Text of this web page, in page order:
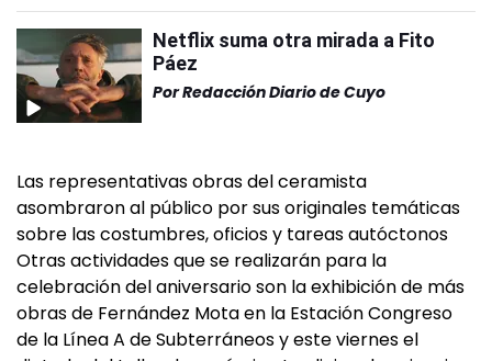
Netflix suma otra mirada a Fito
Páez
PorRedacción Diario de Cuyo
Las representativas obras del ceramista
asombraron al público por sus originales temáticas
sobre las costumbres, oficios y tareas autóctonos
Otras actividades que se realizarán para la
celebración del aniversario son la exhibición de más
obras de Fernández Mota en la Estación Congreso
de la Línea A de Subterráneos y este viernes el